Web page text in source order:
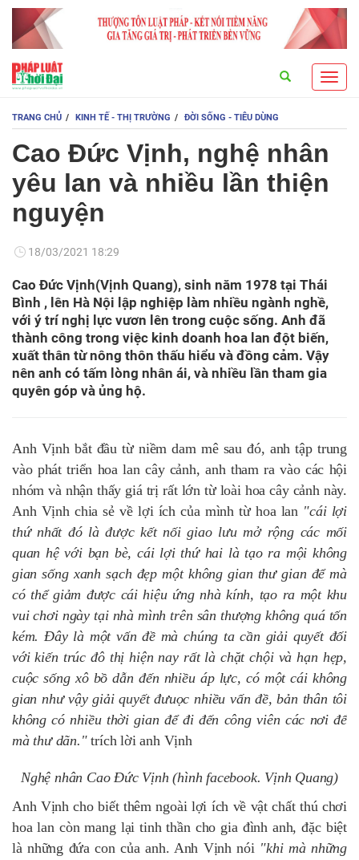
TRANG CHỦ KINH TẾ - THỊ TRƯỜNG ĐỜI SỐNG - TIÊU DÙNG
Cao Đức Vịnh, nghệ nhân
yêu lan và nhiều lần thiện
nguyện
18/03/2021 18:29
Cao Đức Vịnh(Vịnh Quang), sinh năm 1978 tại Thái
Bình , lên Hà Nội lập nghiệp làm nhiều ngành nghề,
với ý trí nghị lực vươn lên trong cuộc sống. Anh đã
thành công trong việc kinh doanh hoa lan đột biến,
xuất thân từ nông thôn thấu hiểu và đồng cảm. Vậy
nên anh có tấm lòng nhân ái, và nhiều lần tham gia
quyên góp và ủng hộ.
Anh Vịnh bắt đầu từ niềm dam mê sau đó, anh tập trung
vào phát triển hoa lan cây cảnh, anh tham ra vào các hội
nhóm và nhận thấy giá trị rất lớn từ loài hoa cây cảnh này.
Anh Vịnh chia sẻ về lợi ích của mình từ hoa lan "cái lợi
thứ nhất đó là được kết nối giao lưu mở rộng các mối
quan hệ với bạn bè, cái lợi thứ hai là tạo ra mội không
gian sống xanh sạch đẹp một không gian thư gian để mà
có thể giảm được cái hiệu ứng nhà kính, tạo ra một khu
vui chơi ngày tại nhà mình trên sân thượng không quá tốn
kém. Đây là một vấn đề mà chúng ta cần giải quyết đối
với kiến trúc đô thị hiện nay rất là chặt chội và hạn hẹp,
cuộc sống xô bồ dẫn đến nhiều áp lực, có một cái không
gian như vậy giải quyết đưuọc nhiều vấn đề, bản thân tôi
không có nhiều thời gian để đi đến công viên các nơi để
mà thư dãn."trích lời anh Vịnh
Nghệ nhân Cao Đức Vịnh (hình facebook. Vịnh Quang)
Anh Vịnh cho biết thêm ngoài lợi ích về vật chất thú chơi
hoa lan còn mang lại tinh thần cho gia đình anh, đặc biệt
là những đứa con của anh. Anh Vịnh nói "khi mà những